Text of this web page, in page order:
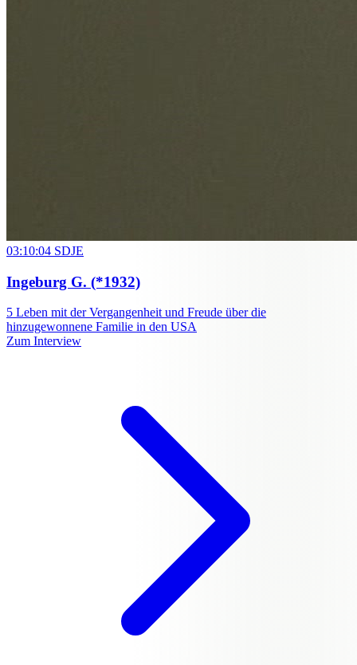
03:10:04 SDJE
Ingeburg G. (*1932)
5 Leben mit der Vergangenheit und Freude über die
hinzugewonnene Familie in den USA
Zum Interview